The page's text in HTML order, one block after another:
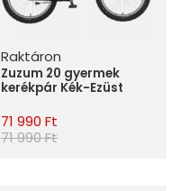
Raktáron
Zuzum 20 gyermek
kerékpár Kék-Ezüst
71 990 Ft
71 990 Ft